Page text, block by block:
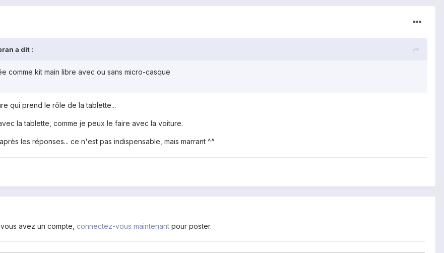
a dit :
comme kit main libre avec ou sans micro-casque
qui prend le rôle de la tablette...
la tablette, comme je peux le faire avec la voiture.
les réponses... ce n'est pas indispensable, mais marrant ^^
avez un compte, connectez-vous maintenant pour poster.